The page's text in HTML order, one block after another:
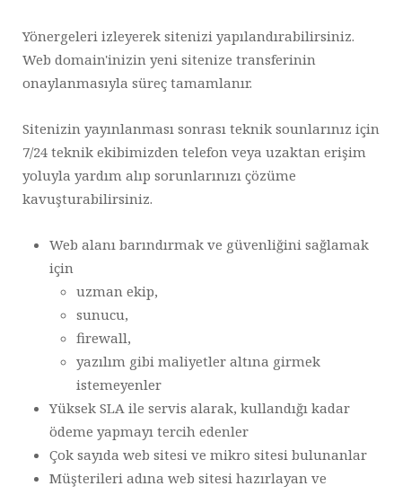
Yönergeleri izleyerek sitenizi yapılandırabilirsiniz.
Web domain'inizin yeni sitenize transferinin
onaylanmasıyla süreç tamamlanır.
Sitenizin yayınlanması sonrası teknik sounlarınız için
7/24 teknik ekibimizden telefon veya uzaktan erişim
yoluyla yardım alıp sorunlarınızı çözüme
kavuşturabilirsiniz.
Web alanı barındırmak ve güvenliğini sağlamak
için
uzman ekip,
sunucu,
firewall,
yazılım gibi maliyetler altına girmek
istemeyenler
Yüksek SLA ile servis alarak, kullandığı kadar
ödeme yapmayı tercih edenler
Çok sayıda web sitesi ve mikro sitesi bulunanlar
Müşterileri adına web sitesi hazırlayan ve